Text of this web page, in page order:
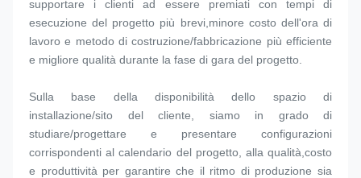
supportare i clienti ad essere premiati con tempi di
esecuzione del progetto più brevi,minore costo dell'ora di
lavoro e metodo di costruzione/fabbricazione più efficiente
e migliore qualità durante la fase di gara del progetto.
Sulla base della disponibilità dello spazio di
installazione/sito del cliente, siamo in grado di
studiare/progettare e presentare configurazioni
corrispondenti al calendario del progetto, alla qualità,costo
e produttività per garantire che il ritmo di produzione sia